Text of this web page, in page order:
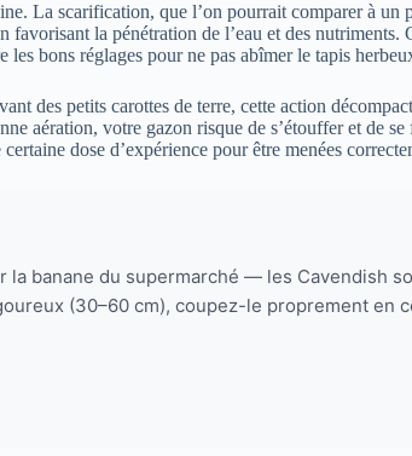
La scarification, que l’on pourrait comparer à un
la pénétration de l’eau et des nutriments.
bons réglages pour ne pas abîmer le tapis
des petits carottes de terre, cette action
aération, votre gazon risque de s’étouffer et de
dose d’expérience pour être menées
la banane du supermarché — les Cavendish
(30–60 cm), coupez-le proprement en